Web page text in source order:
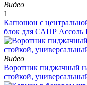
Видео
1
Капюшон с
блок для САПР Ассоль
Видео
Воротник пиджачный
стойкой,